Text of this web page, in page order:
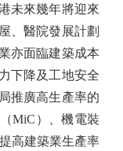
未來幾年將迎來
、醫院發展計劃
亦面臨建築成本
下降及工地安全
推廣高生產率的
MiC）、機電裝
高建築業生產率